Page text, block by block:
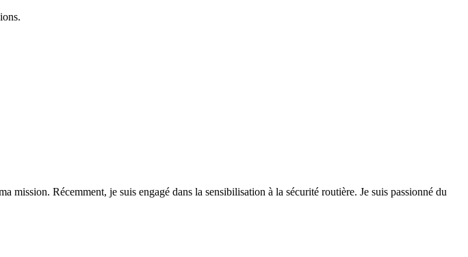
mission. Récemment, je suis engagé dans la sensibilisation à la sécurité routière. Je suis passionné du